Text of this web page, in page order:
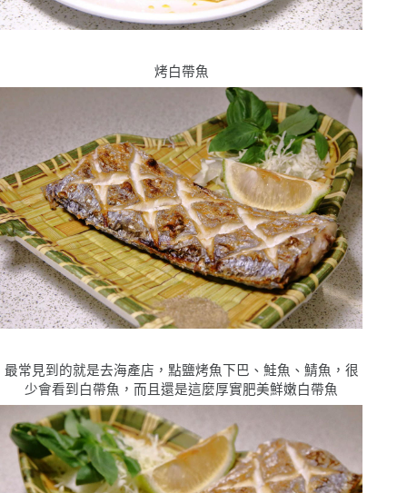
烤白帶魚
最常見到的就是去海產店，點鹽烤魚下巴、鮭魚、鯖魚，很
少會看到白帶魚，而且還是這麼厚實肥美鮮嫩白帶魚